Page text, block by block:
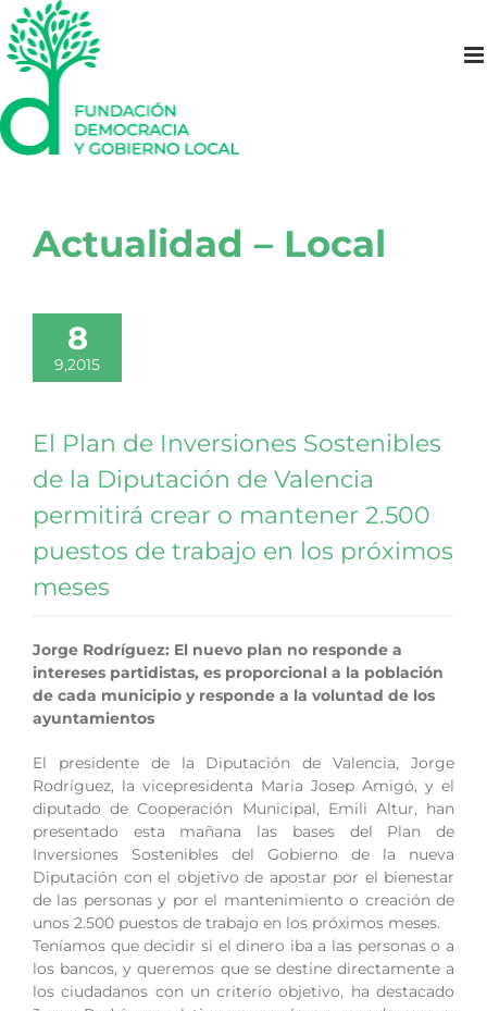
Saltar
al
contenido
Actualidad – Local
8
9,2015
El Plan de Inversiones Sostenibles
de la Diputación de Valencia
permitirá crear o mantener 2.500
puestos de trabajo en los próximos
meses
Jorge Rodríguez: El nuevo plan no responde a
intereses partidistas, es proporcional a la población
de cada municipio y responde a la voluntad de los
ayuntamientos 
El presidente de la Diputación de Valencia, Jorge
Rodríguez, la vicepresidenta Maria Josep Amigó, y el
diputado de Cooperación Municipal, Emili Altur, han
presentado esta mañana las bases del Plan de
Inversiones Sostenibles del Gobierno de la nueva
Diputación con el objetivo de apostar por el bienestar
de las personas y por el mantenimiento o creación de
unos 2.500 puestos de trabajo en los próximos meses.
Teníamos que decidir si el dinero iba a las personas o a
los bancos, y queremos que se destine directamente a
los ciudadanos con un criterio objetivo, ha destacado